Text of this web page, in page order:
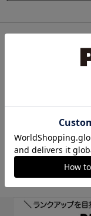
他のサイトIDで新規
ログインすることが